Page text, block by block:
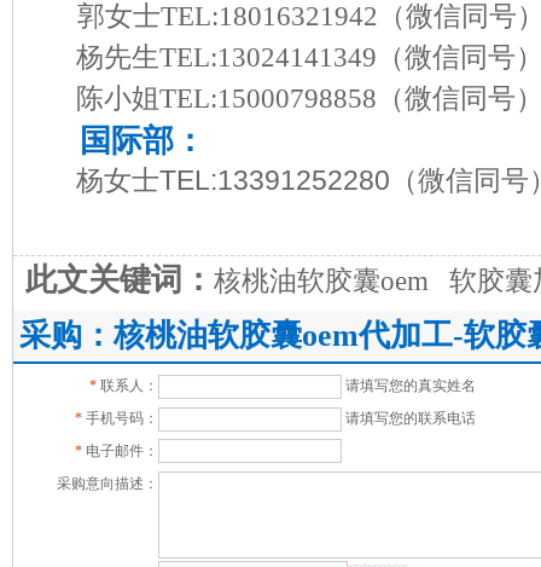
郭女士TEL:18016321942 （微信同号
杨先生TEL:13024141349 （微信同号
陈小姐TEL:15000798858 （微信同号
国际部：
杨女士TEL:13391252280 （微信同号
此文关键词： 核桃油软胶囊oem 软胶囊
采购：核桃油软胶囊oem代加工-软胶
* 联系人：
请填写您的真实姓名
* 手机号码：
请填写您的联系电话
* 电子邮件：
采购意向描述：